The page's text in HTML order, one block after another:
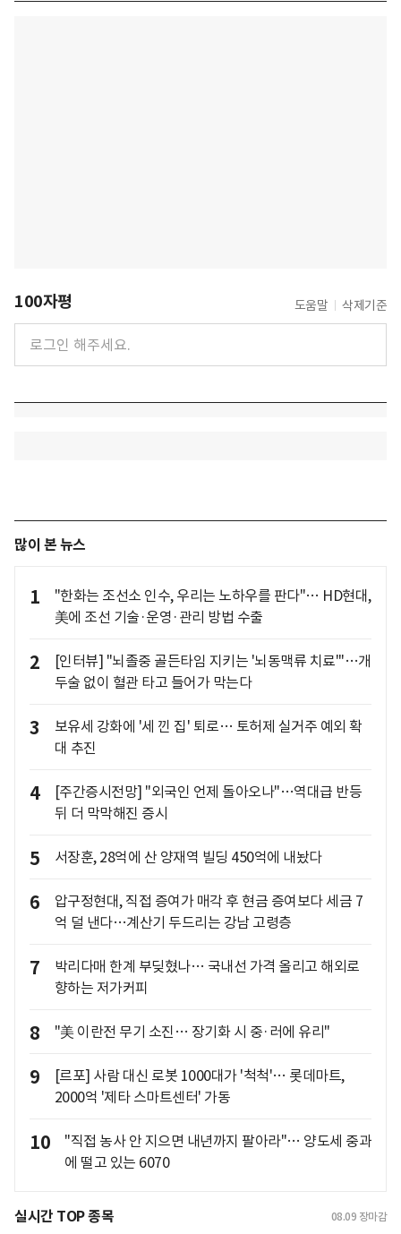
100자평 도움말 삭제기준
많이 본 뉴스
1
"한화는 조선소 인수, 우리는 노하우를 판다"… HD현대,
美에 조선 기술·운영·관리 방법 수출
2
[인터뷰] "뇌졸중 골든타임 지키는 '뇌동맥류 치료'"…개
두술 없이 혈관 타고 들어가 막는다
3
보유세 강화에 '세 낀 집' 퇴로… 토허제 실거주 예외 확
대 추진
4
[주간증시전망] "외국인 언제 돌아오나"…역대급 반등
뒤 더 막막해진 증시
5 서장훈, 28억에 산 양재역 빌딩 450억에 내놨다
6
압구정현대, 직접 증여가 매각 후 현금 증여보다 세금 7
억 덜 낸다…계산기 두드리는 강남 고령층
7
박리다매 한계 부딪혔나… 국내선 가격 올리고 해외로
향하는 저가커피
8 "美 이란전 무기 소진… 장기화 시 중·러에 유리"
9
[르포] 사람 대신 로봇 1000대가 '척척'… 롯데마트,
2000억 '제타 스마트센터' 가동
10
"직접 농사 안 지으면 내년까지 팔아라"… 양도세 중과
에 떨고 있는 6070
실시간 TOP 종목 08.09 장마감